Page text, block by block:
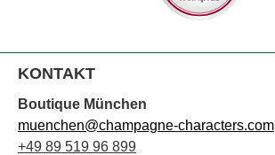
KONTAKT
Boutique München
muenchen@champagne-characters.com
+49 89 519 96 899